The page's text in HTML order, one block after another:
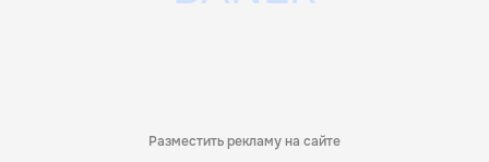
Разместить рекламу на сайте